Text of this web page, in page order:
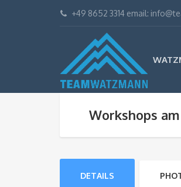
+49 8652 3314 email:
Workshops
DETAILS